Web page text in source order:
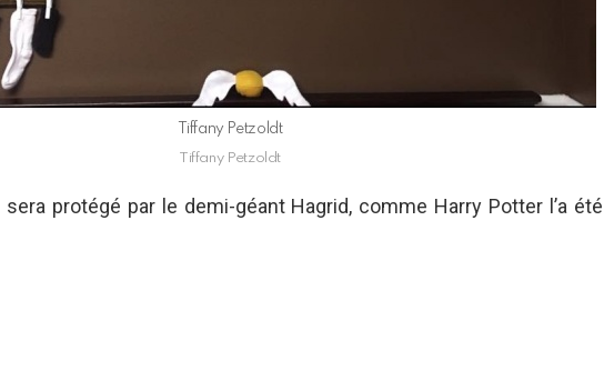
Tiffany Petzoldt
Tiffany Petzoldt
sera protégé par le demi-géant Hagrid, comme Harry Potter l’a été